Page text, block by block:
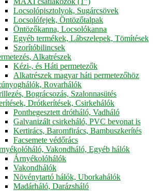
Locsolópisztolyok, Sugárcsövek
Locsolófejek, Öntözőtalpak
Öntözőkanna, Locsolókanna
Egyéb termékek, Lábszelepek, Tömítések
Szorítóbilincsek
Alkatrészek
Kézi-, és Háti permetezők
Alkatrészek magyar háti permetezőhöz
Rovarhálók
Bográcsozás, Szalonnasütés
Drótkerítések, Csirkehálók
Ponthegesztett drótháló, Vadháló
Galvanizált csirkeháló, PVC bevonat is
Kertirács, Baromfirács, Bambuszkerítés
Facsemete védőrács
Vakondháló, Egyéb hálók
Árnyékolóhálók
Vakondhálók
Növénytartó hálók, Uborkahálók
Madárháló, Darázsháló